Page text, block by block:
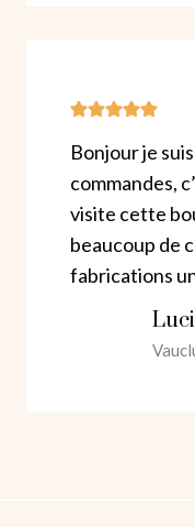
Bonjour je
commandes,
visite cette
beaucoup de
fabrications